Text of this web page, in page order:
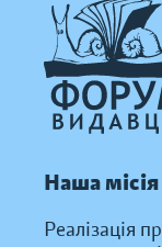
Наша місія
Реалізація